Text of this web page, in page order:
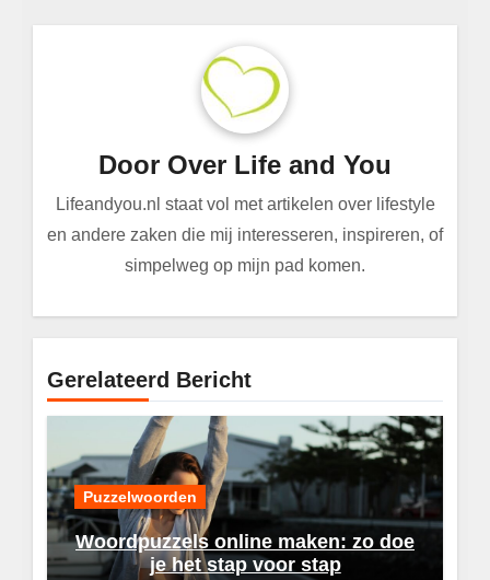
Door Over Life and You
Lifeandyou.nl staat vol met artikelen over lifestyle
en andere zaken die mij interesseren, inspireren, of
simpelweg op mijn pad komen.
Gerelateerd Bericht
Puzzelwoorden
Woordpuzzels online maken: zo doe
je het stap voor stap